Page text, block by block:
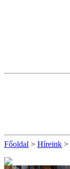
Főoldal > Híreink >